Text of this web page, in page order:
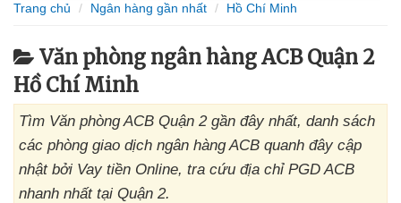
Trang chủ Ngân hàng gần nhất Hồ Chí Minh
Văn phòng ngân hàng ACB Quận 2
Hồ Chí Minh
Tìm Văn phòng ACB Quận 2 gần đây nhất, danh sách
các phòng giao dịch ngân hàng ACB quanh đây cập
nhật bởi Vay tiền Online, tra cứu địa chỉ PGD ACB
nhanh nhất tại Quận 2.